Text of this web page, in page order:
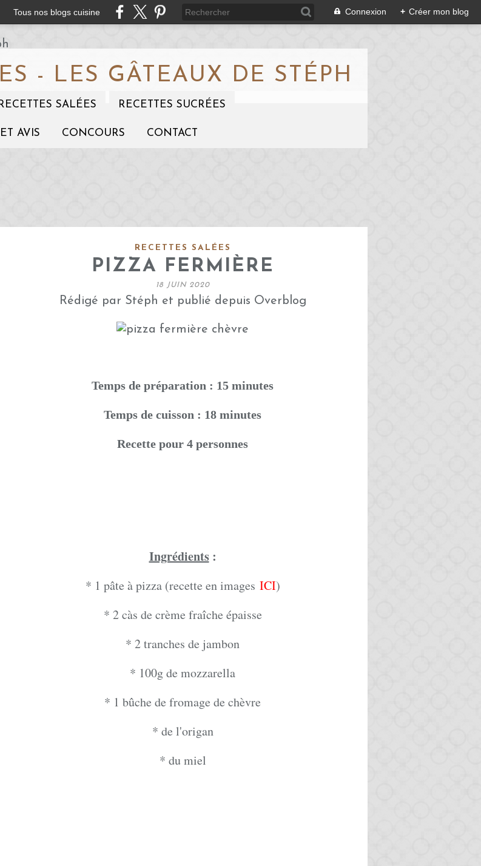
Tous nos blogs cuisine Connexion + Créer mon blog
- LES GÂTEAUX DE STÉPH
RECETTES SALÉES RECETTES SUCRÉES
ET AVIS CONCOURS CONTACT
RECETTES SALÉES
PIZZA FERMIÈRE
18 JUIN 2020
Rédigé par Stéph et publié depuis Overblog
Temps de préparation : 15 minutes
Temps de cuisson : 18 minutes
Recette pour 4 personnes
Ingrédients:
* 1 pâte à pizza (recette en images ICI)
* 2 càs de crème fraîche épaisse
* 2 tranches de jambon
* 100g de mozzarella
* 1 bûche de fromage de chèvre
* de l'origan
* du miel